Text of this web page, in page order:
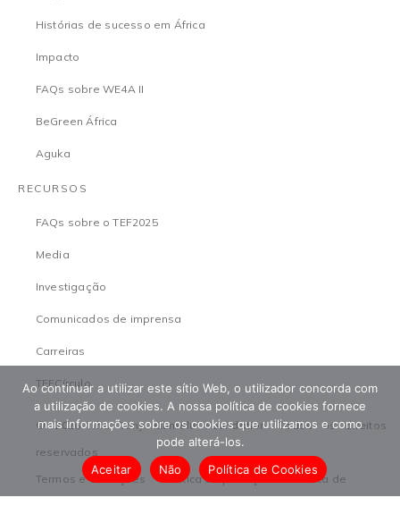
Histórias de sucesso em África
Impacto
FAQs sobre WE4A II
BeGreen África
Aguka
RECURSOS
FAQs sobre o TEF2025
Media
Investigação
Comunicados de imprensa
Carreiras
TEFCírculo
© 2026 The Tony Elumelu Foundation. Todos os direitos
reservados
Termos e condições
Política de proteção
Política de
Ao continuar a utilizar este sítio Web, o utilizador concorda com
a utilização de cookies. A nossa política de cookies fornece
mais informações sobre os cookies que utilizamos e como
pode alterá-los.
Aceitar
Não Política de Cookies